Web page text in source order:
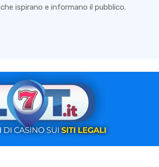
ispirano e informano il pubblico.